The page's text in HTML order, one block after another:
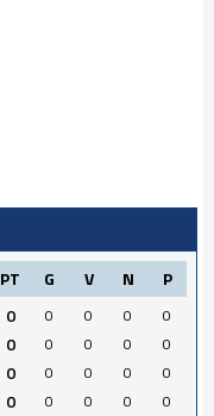
PT G V N P
0 0 0 0
0
0 0 0 0
0
0 0 0 0
0
0 0 0 0
0